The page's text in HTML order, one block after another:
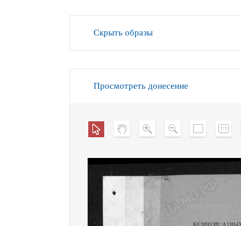
Скрыть образы
Просмотреть донесение